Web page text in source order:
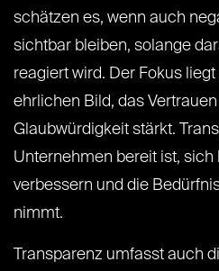
schätzen es, wenn auch
sichtbar bleiben, solange
reagiert wird. Der Fokus
ehrlichen Bild, das
Glaubwürdigkeit stärkt.
Unternehmen bereit ist, sich
verbessern und die
nimmt.
Transparenz umfasst auch